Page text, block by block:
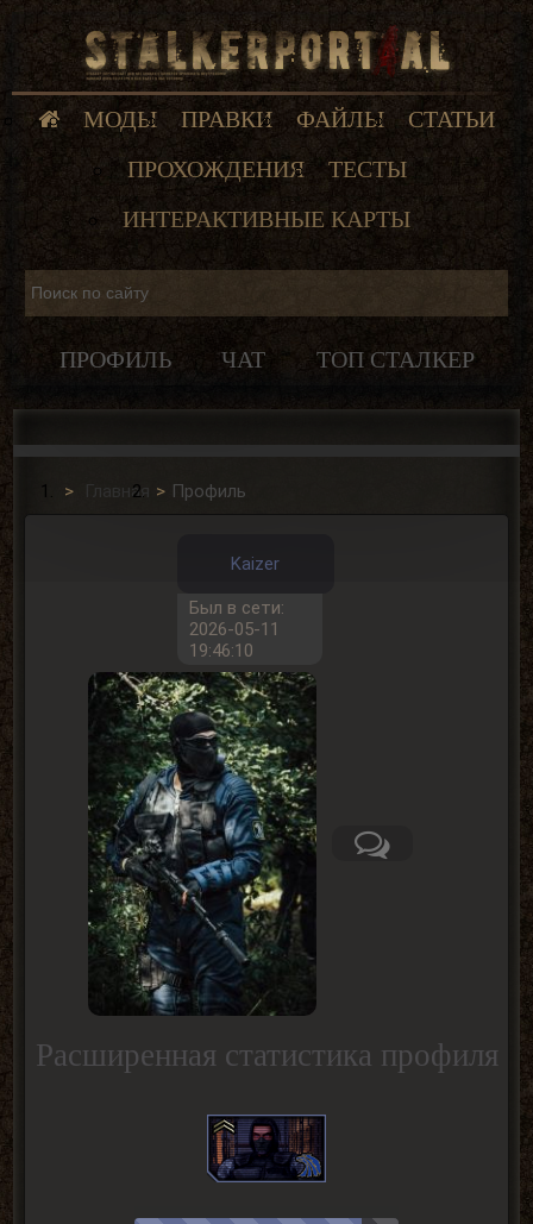
МОДЫ ПРАВКИ ФАЙЛЫ
СТАТЬИ
ПРОХОЖДЕНИЯ
ТЕСТЫ
ИНТЕРАКТИВНЫЕ КАРТЫ
ПРОФИЛЬ ЧАТ ТОП СТАЛКЕР
Главная Профиль
Kaizer
Был в сети:
2026-05-11
19:46:10
Расширенная статистика профиля